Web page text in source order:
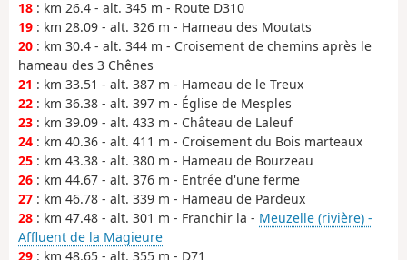
18 : km 26.4 - alt. 345 m - Route D310
19 : km 28.09 - alt. 326 m - Hameau des Moutats
20 : km 30.4 - alt. 344 m - Croisement de chemins après le
hameau des 3 Chênes
21 : km 33.51 - alt. 387 m - Hameau de le Treux
22 : km 36.38 - alt. 397 m - Église de Mesples
23 : km 39.09 - alt. 433 m - Château de Laleuf
24 : km 40.36 - alt. 411 m - Croisement du Bois marteaux
25 : km 43.38 - alt. 380 m - Hameau de Bourzeau
26 : km 44.67 - alt. 376 m - Entrée d'une ferme
27 : km 46.78 - alt. 339 m - Hameau de Pardeux
28 : km 47.48 - alt. 301 m - Franchir la - Meuzelle (rivière) -
Affluent de la Magieure
29 : km 48.65 - alt. 355 m - D71